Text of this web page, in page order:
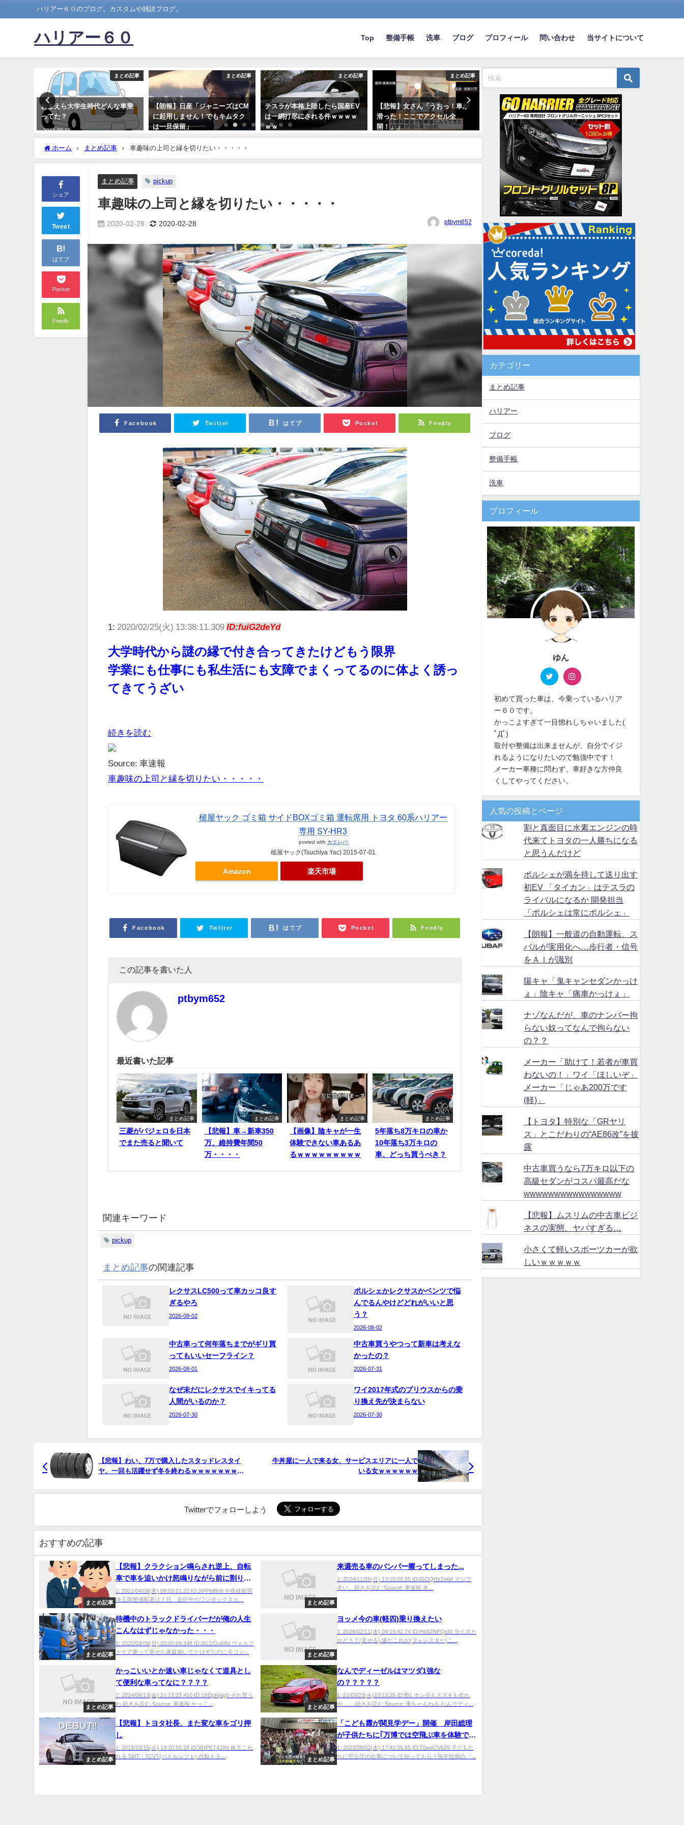
ハリアー６０のブログ。カスタムや雑談ブログ。
ハリアー６０ Top 整備手帳 洗車 ブログ プロフィール 問い合わせ 当サイトについて
まとめ記事
おまえら大学生時代どんな車乗
ってた？
2021-06-10
まとめ記事
【朗報】日産「ジャニーズはCM
に起用しません！でもキムタク
は一旦保留」
まとめ記事
テスラが本格上陸したら国産EV
は一網打尽にされる件ｗｗｗｗ
ｗｗ
まとめ記事
【悲報】女さん「うおっ！車が
滑った！ここでアクセル全
開！」」
ヤフオクかメルカリで車買った
ことある奴きてくれ
2023-04-03
ワイ、ベンツの納車が終わ
ｗｗｗｗｗ
2023-02-19
ホーム まとめ記事 車趣味の上司と縁を切りたい・・・・・
シェア
Tweet
B!
はてブ
Pocket
Feedly
まとめ記事 pickup
車趣味の上司と縁を切りたい・・・・・
2020-02-28 2020-02-28 ptbym652
Facebook Twitter はてブ Pocket Feedly
1: 2020/02/25(火) 13:38:11.309ID:fuiG2deYd
大学時代から謎の縁で付き合ってきたけどもう限界
学業にも仕事にも私生活にも支障でまくってるのに体よく誘っ
てきてうざい
続きを読む
Source: 車速報
車趣味の上司と縁を切りたい・・・・・
槌屋ヤック ゴミ箱 サイドBOXゴミ箱 運転席用 トヨタ 60系ハリアー
専用 SY-HR3
posted with カエレバ
槌屋ヤック(Tsuchiya Yac) 2015-07-01
Amazon 楽天市場
Facebook Twitter はてブ Pocket Feedly
この記事を書いた人
ptbym652
最近書いた記事
まとめ記事
三菱がパジェロを日本
でまた売ると聞いて
まとめ記事
【悲報】車→新車350
万、維持費年間50
万・・・・
まとめ記事
【画像】陰キャが一生
体験できない車あるあ
るｗｗｗｗｗｗｗｗｗ
まとめ記事
5年落ち8万キロの車か
10年落ち3万キロの
車、どっち買うべき？
関連キーワード
pickup
まとめ記事の関連記事
レクサスLC500って車カッコ良す
ぎるやろ
2026-08-02
ポルシェかレクサスかベンツで悩
んでるんやけどどれがいいと思
う？
2026-08-02
中古車って何年落ちまでがギリ買
ってもいいセーフライン？
2026-08-01
中古車買うやつって新車は考えな
かったの？
2026-07-31
なぜ未だにレクサスでイキってる
人間がいるのか？
2026-07-30
ワイ2017年式のプリウスからの乗
り換え先が決まらない
2026-07-30
【悲報】わい、7万で購入したスタッドレスタイ
ヤ、一回も活躍せず冬を終わるｗｗｗｗｗｗｗｗ
牛丼屋に一人で来る女、サービスエリアに一人で
いる女ｗｗｗｗｗｗ
Twitterでフォローしよう
おすすめの記事
まとめ記事
【悲報】クラクション鳴らされ逆上、自転
車で車を追いかけ怒鳴りながら前に割り込
み停車させる 強要容疑で男(51)逮捕
1: 2021/04/08(木) 08:53:21.22 ID:JtPPb8ih9 ※産経新聞
埼玉県警浦和署は７日、走行中のワンボックスカ...
まとめ記事
来週売る車のバンパー擦ってしまった...
1: 2024/11/25(月) 13:10:00.55 ID:iGDQHzDAM マジで
辛い... 続きを読む Source: 車速報 来...
まとめ記事
待機中のトラックドライバーだが俺の人生
こんなはずじゃなかった・・・
1: 2020/03/09(月) 20:00:09.348 ID:3G1/Ou68d ヴェルフ
ァイア乗って幸せな家庭築いてたはずなのに今コン...
まとめ記事
ヨッメ今の車(軽四)乗り換えたい
1: 2026/02/11(水) 04:15:42.74 ID:Hb52NPQoM ライズと
かどう？(見せる) 嫌だこれか(フォレスター)こ...
まとめ記事
かっこいいとか速い車じゃなくて道具とし
て便利な車ってなに？？？？
1: 2024/09/13(金) 21:13:22.410 ID:1XDpRjdg0 それ買う
わ 続きを読む Source: 車速報 かっこ...
まとめ記事
なんでディーゼルはマツダ1強な
の？？？？？
1: 21/03/23(火)10:13:25 ID:fB1 ホンダもスズキも作れ
や…… 続きを読む Source: 車ちゃんねる なんでディ...
まとめ記事
【悲報】トヨタ社長、また変な車をゴリ押
し
1: 2019/10/15(火) 14:10:55.28 ID:XHPET4JXd 株主こわ
れる 5MT・7CVT(パドルシフト) 自動トラ...
まとめ記事
「こども霞が関見学デー」開催 岸田総理
が子供たちに｢万博では空飛ぶ車を体験でき
る｣と大阪万博をアピール
1: 2023/08/02(水) 17:42:35.65 ID:Z0weCVb29 子どもた
ちに官公庁の仕事について知ってもらう毎年恒例の「...
カテゴリー
まとめ記事
ハリアー
ブログ
整備手帳
洗車
プロフィール
ゆん
初めて買った車は、今乗っているハリア
ー６０です。
かっこよすぎて一目惚れしちゃいました(
ﾟДﾟ)
取付や整備は出来ませんが、自分でイジ
れるようになりたいので勉強中です！
メーカー車種に問わず、車好きな方仲良
くしてやってください。
人気の投稿とページ
割と真面目に水素エンジンの時
代来てトヨタの一人勝ちになる
と思うんだけど
ポルシェが満を持して送り出す
初EV 「タイカン」はテスラの
ライバルになるか 開発担当
「ポルシェは常にポルシェ」
【朗報】一般道の自動運転、ス
バルが実用化へ…歩行者・信号
をＡＩが識別
陽キャ「鬼キャンセダンかっけ
ぇ」陰キャ「痛車かっけぇ」
ナゾなんだが、車のナンバー拘
らない奴ってなんで拘らない
の？？
メーカー「助けて！若者が車買
わないの！」ワイ「ほしいぞ」
メーカー「じゃあ200万です
(軽)」
【トヨタ】特別な「GRヤリ
ス」とこだわりの“AE86改”を披
露
中古車買うなら7万キロ以下の
高級セダンがコスパ最高だな
wwwwwwwwwwwwwwww
【悲報】ムスリムの中古車ビジ
ネスの実態、ヤバすぎる…
小さくて軽いスポーツカーが欲
しいｗｗｗｗｗ